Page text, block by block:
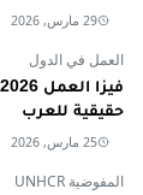
29 مارس, 2026
العمل في الدول
حقيقية للعرب
25 مارس, 2026
المفوضية UNHCR